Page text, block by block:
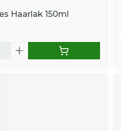
Haarlak 150ml